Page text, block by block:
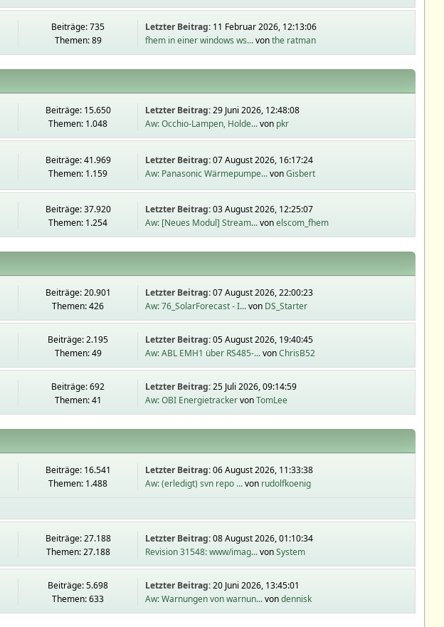
Beiträge: 735
Themen: 89
Letzter Beitrag: 11 Februar 2026, 12:13:06
fhem in einer windows ws...vonthe ratman
Beiträge: 15.650
Themen: 1.048
Letzter Beitrag:29 Juni 2026, 12:48:08
Aw: Occhio-Lampen, Holde...von pkr
Beiträge: 41.969
Themen: 1.159
Letzter Beitrag:07 August 2026, 16:17:24
Aw: Panasonic Wärmepumpe...vonGisbert
Beiträge: 37.920
Themen: 1.254
Letzter Beitrag:03 August 2026, 12:25:07
Aw: [Neues Modul] Stream...vonelscom_fhem
Beiträge: 20.901
Themen: 426
Letzter Beitrag:07 August 2026, 22:00:23
Aw: 76_SolarForecast - I...von DS_Starter
Beiträge: 2.195
Themen: 49
Letzter Beitrag:05 August 2026, 19:40:45
Aw: ABL EMH1 über RS485-...vonChrisB52
Beiträge: 692
Themen: 41
Letzter Beitrag:25 Juli 2026, 09:14:59
Aw: OBI EnergietrackervonTomLee
Beiträge: 16.541
Themen: 1.488
Letzter Beitrag:06 August 2026, 11:33:38
Aw: (erledigt) svn repo ...von rudolfkoenig
Beiträge: 27.188
Themen: 27.188
Letzter Beitrag:08 August 2026, 01:10:34
Revision 31548: www/imag...vonSystem
Beiträge: 5.698
Themen: 633
Letzter Beitrag:20 Juni 2026, 13:45:01
Aw: Warnungen von warnun...vondennisk